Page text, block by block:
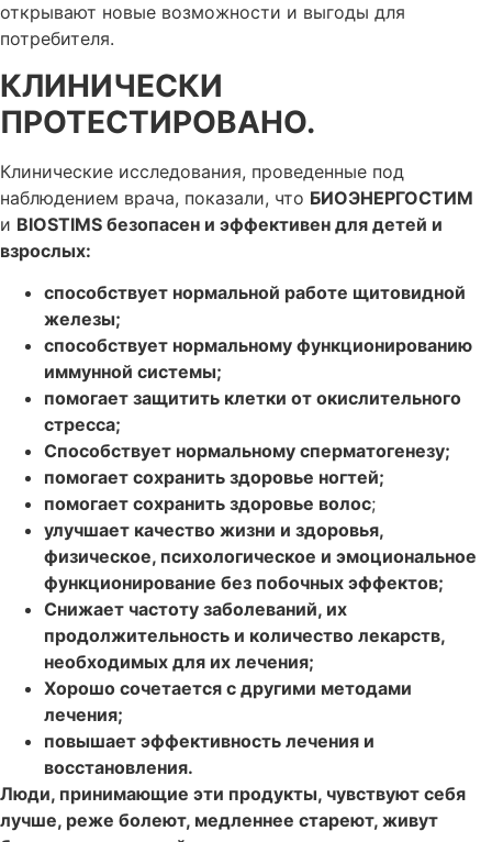
открывают новые возможности и выгоды для
потребителя.
КЛИНИЧЕСКИ
ПРОТЕСТИРОВАНО.
Клинические исследования, проведенные под
наблюдением врача, показали, что БИОЭНЕРГОСТИМ
и BIOSTIMS безопасен и эффективен для детей и
взрослых:
способствует нормальной работе щитовидной
железы;
способствует нормальному функционированию
иммунной системы;
помогает защитить клетки от окислительного
стресса;
Способствует нормальному сперматогенезу;
помогает сохранить здоровье ногтей;
помогает сохранить здоровье волос;
улучшает качество жизни и здоровья,
физическое, психологическое и эмоциональное
функционирование без побочных эффектов;
Снижает частоту заболеваний, их
продолжительность и количество лекарств,
необходимых для их лечения;
Хорошо сочетается с другими методами
лечения;
повышает эффективность лечения и
восстановления.
Люди, принимающие эти продукты, чувствуют себя
лучше, реже болеют, медленнее стареют, живут